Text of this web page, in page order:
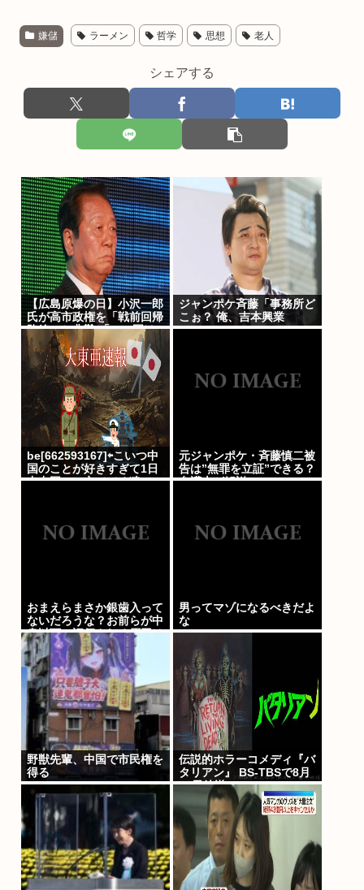
嫌儲 ラーメン 哲学 思想 老人
シェアする
【広島原爆の日】小沢一郎
氏が高市政権を「戦前回帰
路線」と非難 「この国は
再び滅亡に向かいかねな
い」
ジャンポケ斉藤「事務所ど
こぉ？ 俺、吉本興業
www」
be[662593167]⇦こいつ中
国のことが好きすぎて1日
中中国スレ立ててる猿でス
元ジャンポケ・斉藤慎二被
告は”無罪を立証”できる？
弁護士が解説
おまえらまさか銀歯入って
ないだろうな？お前らが中
身以下に評価される原因は
口開けた時に見える銀歯
男ってマゾになるべきだよ
な
野獣先輩、中国で市民権を
得る
伝説的ホラーコメディ『バ
タリアン』 BS-TBSで8月
16日放送